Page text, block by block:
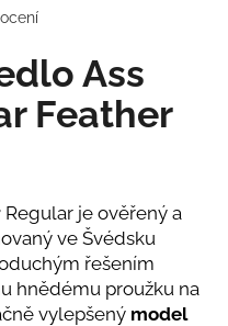
Ass
Feather
Regular je ověřený a
ve Švédsku
řešením
hnědému proužku na
vylepšený model